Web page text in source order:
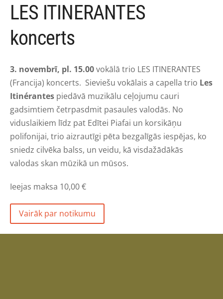
LES ITINERANTES
koncerts
3. novembrī, pl. 15.00vokālā trio LES ITINERANTES
(Francija) koncerts. Sieviešu vokālais a capella trio Les
Itinérantes piedāvā muzikālu ceļojumu cauri
gadsimtiem četrpasdmit pasaules valodās. No
viduslaikiem līdz pat Edītei Piafai un korsikāņu
polifonijai, trio aizrautīgi pēta bezgalīgās iespējas, ko
sniedz cilvēka balss, un veidu, kā visdažādākās
valodas skan mūzikā un mūsos.
Ieejas maksa 10,00€
Vairāk par notikumu